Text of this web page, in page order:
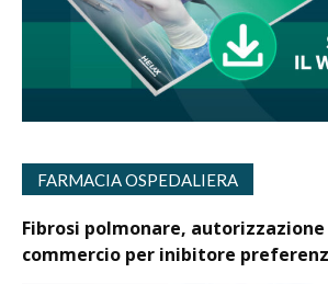
FARMACIA OSPEDALIERA
Fibrosi polmonare,
commercio per inibitore